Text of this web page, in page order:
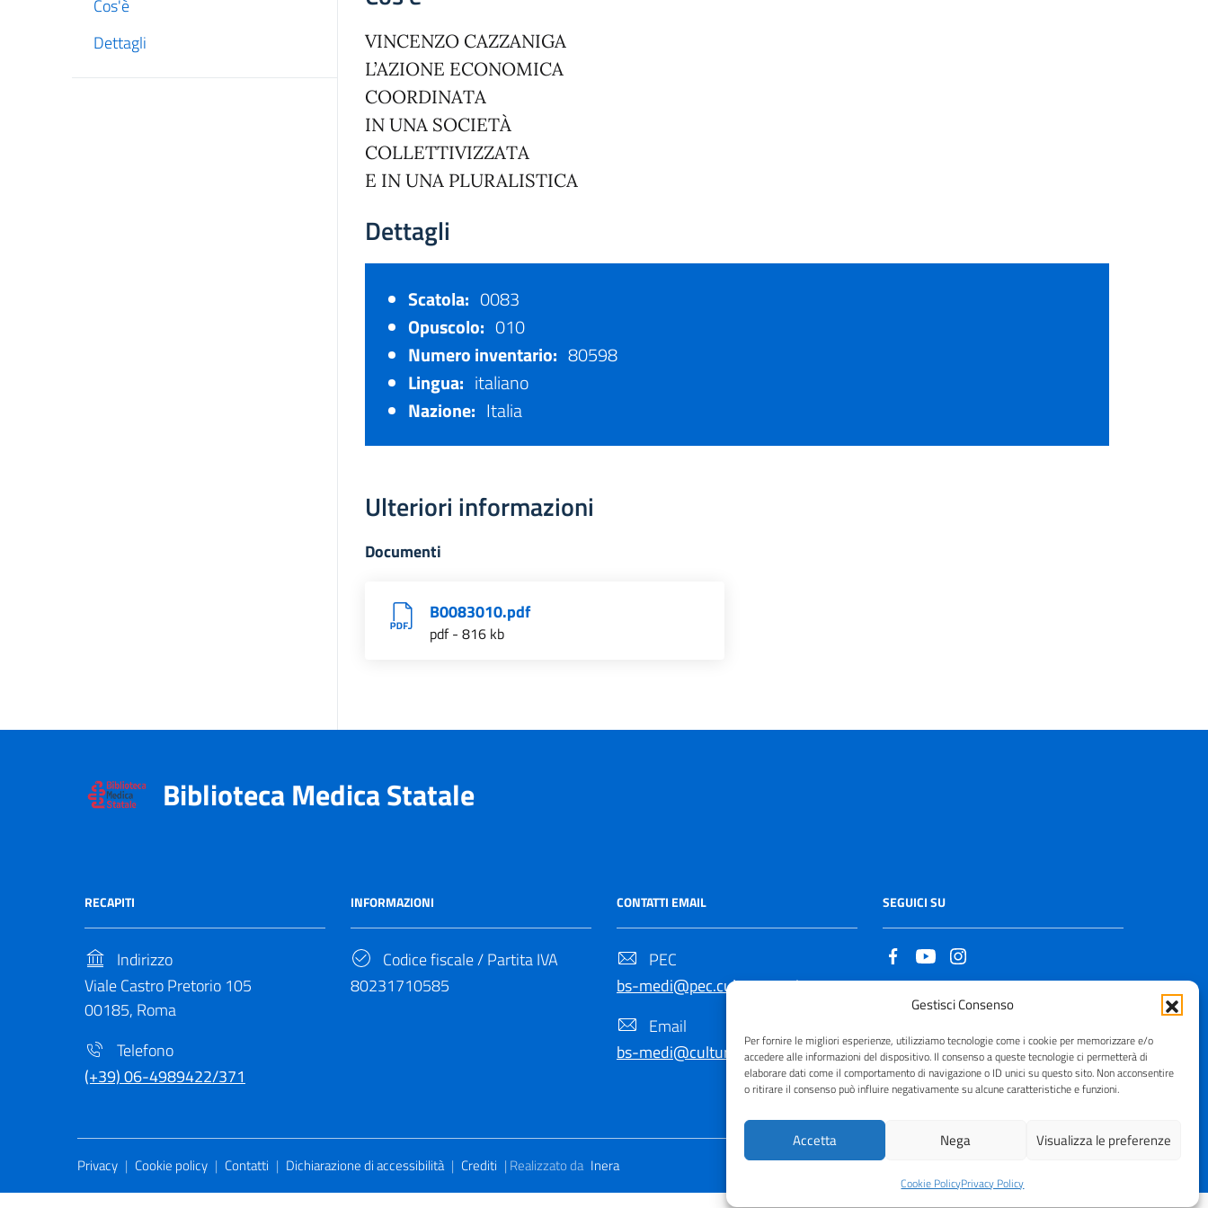
Gestisci Consenso
Per fornire le migliori esperienze, utilizziamo tecnologie come i cookie per memorizzare e/o
accedere alle informazioni del dispositivo. Il consenso a queste tecnologie ci permetterà di
elaborare dati come il comportamento di navigazione o ID unici su questo sito. Non acconsentire
o ritirare il consenso può influire negativamente su alcune caratteristiche e funzioni.
Accetta Nega Visualizza le preferenze
Cookie PolicyPrivacy Policy
Cos'è
Dettagli
VINCENZO CAZZANIGA
L’AZIONE ECONOMICA
COORDINATA
IN UNA SOCIETÀ
COLLETTIVIZZATA
E IN UNA PLURALISTICA
Dettagli
Scatola: 0083
Opuscolo: 010
Numero inventario: 80598
Lingua: italiano
Nazione: Italia
Ulteriori informazioni
Documenti
B0083010.pdf
pdf - 816 kb
Biblioteca Medica Statale
RECAPITI
Indirizzo
Viale Castro Pretorio 105
00185, Roma
Telefono
(+39) 06-4989422/371
INFORMAZIONI
Codice fiscale / Partita IVA
80231710585
CONTATTI EMAIL
PEC
bs-medi@pec.cultura.gov.it
Email
bs-medi@cultura.gov.it
SEGUICI SU
Copyright © 2021 - 2026
Useful Links Section
Privacy | Cookie policy | Contatti | Dichiarazione di accessibilità | Crediti | Realizzato da Inera